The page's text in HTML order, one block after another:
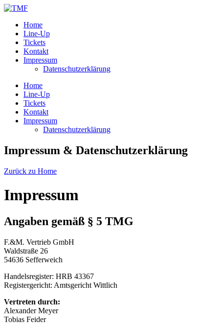
Home
Line-Up
Tickets
Kontakt
Impressum
Datenschutzerklärung
Home
Line-Up
Tickets
Kontakt
Impressum
Datenschutzerklärung
Impressum & Datenschutzerklärung
Zurück zu Home
Impressum
Angaben gemäß § 5 TMG
F.&M. Vertrieb GmbH
Waldstraße 26
54636 Sefferweich
Handelsregister: HRB 43367
Registergericht: Amtsgericht Wittlich
Vertreten durch:
Alexander Meyer
Tobias Feider